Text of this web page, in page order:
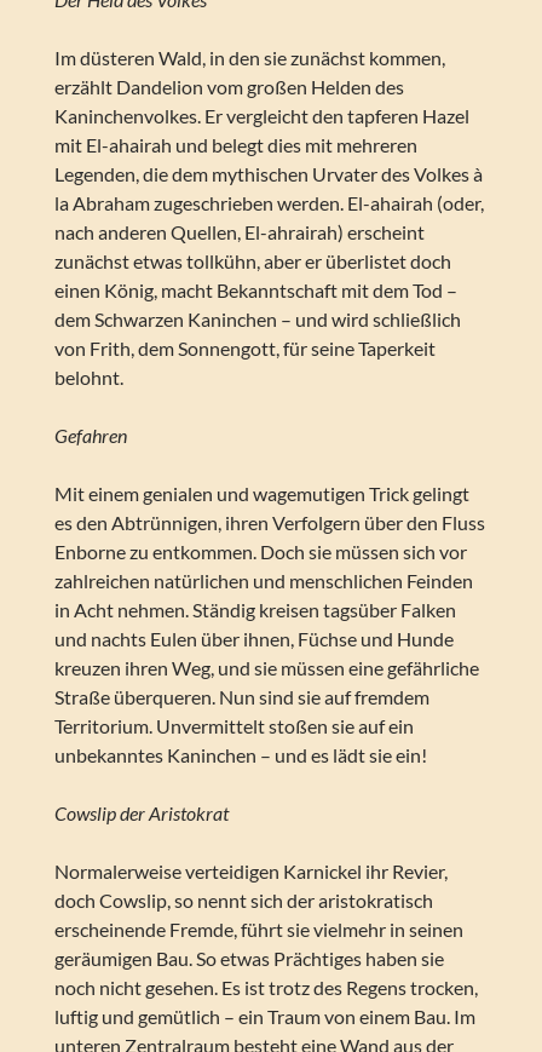
Im düsteren Wald, in den sie zunächst kommen,
erzählt Dandelion vom großen Helden des
Kaninchenvolkes. Er vergleicht den tapferen Hazel
mit El-ahairah und belegt dies mit mehreren
Legenden, die dem mythischen Urvater des Volkes à
la Abraham zugeschrieben werden. El-ahairah (oder,
nach anderen Quellen, El-ahrairah) erscheint
zunächst etwas tollkühn, aber er überlistet doch
einen König, macht Bekanntschaft mit dem Tod –
dem Schwarzen Kaninchen – und wird schließlich
von Frith, dem Sonnengott, für seine Taperkeit
belohnt.
Gefahren
Mit einem genialen und wagemutigen Trick gelingt
es den Abtrünnigen, ihren Verfolgern über den Fluss
Enborne zu entkommen. Doch sie müssen sich vor
zahlreichen natürlichen und menschlichen Feinden
in Acht nehmen. Ständig kreisen tagsüber Falken
und nachts Eulen über ihnen, Füchse und Hunde
kreuzen ihren Weg, und sie müssen eine gefährliche
Straße überqueren. Nun sind sie auf fremdem
Territorium. Unvermittelt stoßen sie auf ein
unbekanntes Kaninchen – und es lädt sie ein!
Cowslip der Aristokrat
Normalerweise verteidigen Karnickel ihr Revier,
doch Cowslip, so nennt sich der aristokratisch
erscheinende Fremde, führt sie vielmehr in seinen
geräumigen Bau. So etwas Prächtiges haben sie
noch nicht gesehen. Es ist trotz des Regens trocken,
luftig und gemütlich – ein Traum von einem Bau. Im
unteren Zentralraum besteht eine Wand aus der